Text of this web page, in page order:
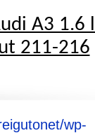
A3 1.6
211-216
wp-